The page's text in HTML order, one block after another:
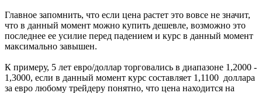
Главное запомнить, что если цена растет это вовсе не значит,
что в данный момент можно купить дешевле, возможно это
последнее ее усилие перед падением и курс в данный момент
максимально завышен.
К примеру, 5 лет евро/доллар торговались в диапазоне 1,2000 -
1,3000, если в данный момент курс составляет 1,1100 доллара
за евро любому трейдеру понятно, что цена находится на